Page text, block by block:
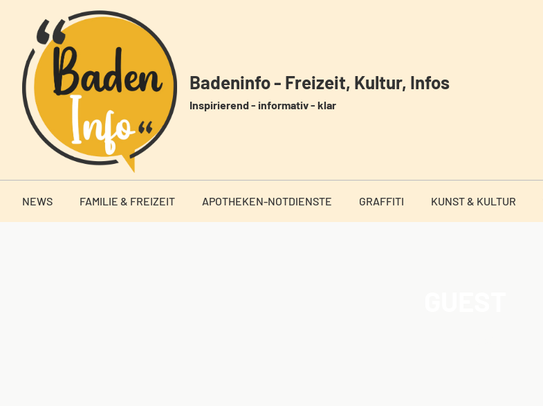
springen
Badeninfo - Freizeit, Kultur, Infos
Inspirierend - informativ - klar
NEWS FAMILIE & FREIZEIT APOTHEKEN-NOTDIENSTE GRAFFITI KUNST & KULTUR